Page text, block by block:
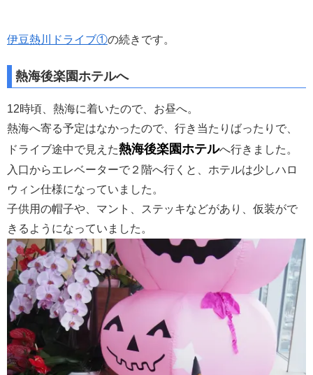
伊豆熱川ドライブ①の続きです。
熱海後楽園ホテルへ
12時頃、熱海に着いたので、お昼へ。
熱海へ寄る予定はなかったので、行き当たりばったりで、
ドライブ途中で見えた熱海後楽園ホテルへ行きました。
入口からエレベーターで２階へ行くと、ホテルは少しハロ
ウィン仕様になっていました。
子供用の帽子や、マント、ステッキなどがあり、仮装がで
きるようになっていました。